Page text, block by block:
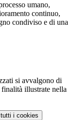
umano,
continuo,
condiviso e di una
si avvalgono di
illustrate nella
i cookies